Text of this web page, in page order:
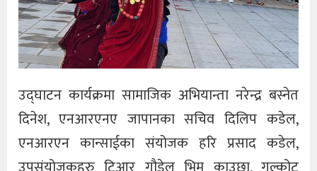
उद्घाटन कार्यक्रमा सामाजिक अभियान्ता नरेन्द्र बस्नेत
दिनेश, एनआरएनए जापानका सचिव दिलिप कडेल,
एनआरएन कान्साईका संयोजक हरि प्रसाद कडेल,